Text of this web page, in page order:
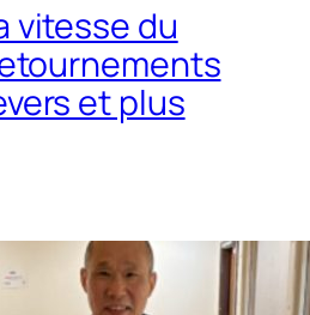
vitesse du
et plus